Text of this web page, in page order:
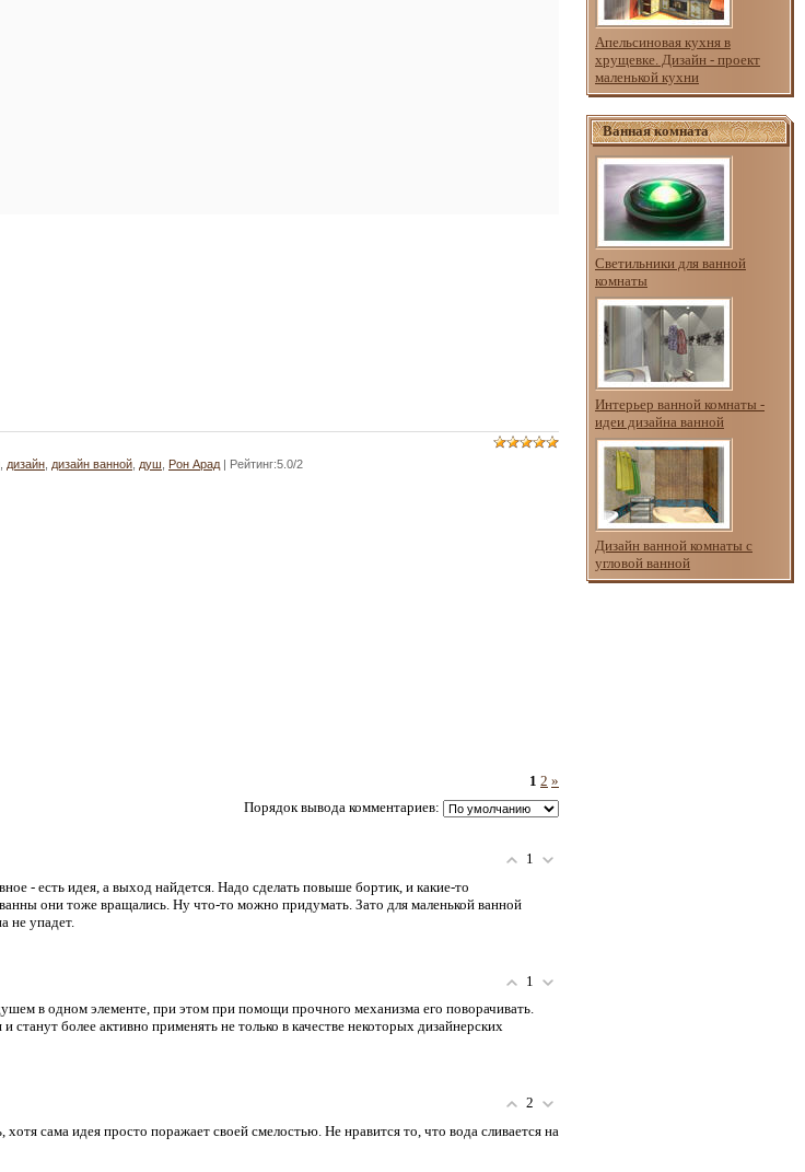
дизайн дизайн ванной душ Рон Арад | Рейтинг:5.0/2
1 2 »
Порядок вывода комментариев:
1
- есть идея, а выход найдется. Надо сделать повыше бортик, и какие-то
они тоже вращались. Ну что-то можно придумать. Зато для маленькой ванной
не упадет.
1
в одном элементе, при этом при помощи прочного механизма его поворачивать.
более активно применять не только в качестве некоторых дизайнерских
2
сама идея просто поражает своей смелостью. Не нравится то, что вода сливается на
Апельсиновая кухня в
хрущевке. Дизайн - проект
маленькой кухни
Ванная комната
Светильники для ванной
комнаты
Интерьер ванной комнаты -
идеи дизайна ванной
Дизайн ванной комнаты с
угловой ванной